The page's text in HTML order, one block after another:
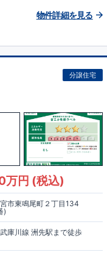
物件詳細を見る
分譲住宅
円 (税込)
市東鳴尾町２丁目134
)
庫川線 洲先駅まで徒歩